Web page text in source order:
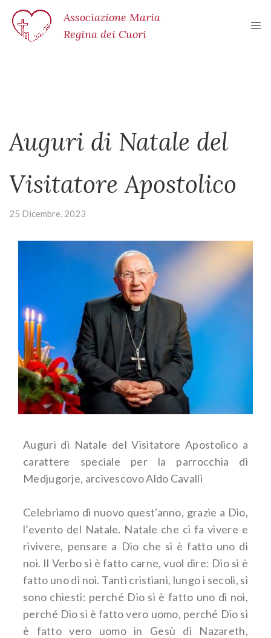
Associazione Maria
Regina dei Cuori
Auguri di Natale del
Visitatore Apostolico
25 Dicembre, 2023
Auguri di Natale del Visitatore Apostolico a
carattere speciale per la parrocchia di
Medjugorje, arcivescovo Aldo Cavalli
Celebriamo di nuovo quest'anno, grazie a Dio,
l’evento del Natale. Natale che ci fa vivere e
rivivere, pensare a Dio che si è fatto uno di
noi. Il Verbo si è fatto carne, vuol dire: Dio si è
fatto uno di noi. Tanti cristiani, lungo i secoli, si
sono chiesti: perché Dio si è fatto uno di noi,
perché Dio si è fatto vero uomo, perché Dio si
è fatto vero uomo in Gesù di Nazareth,